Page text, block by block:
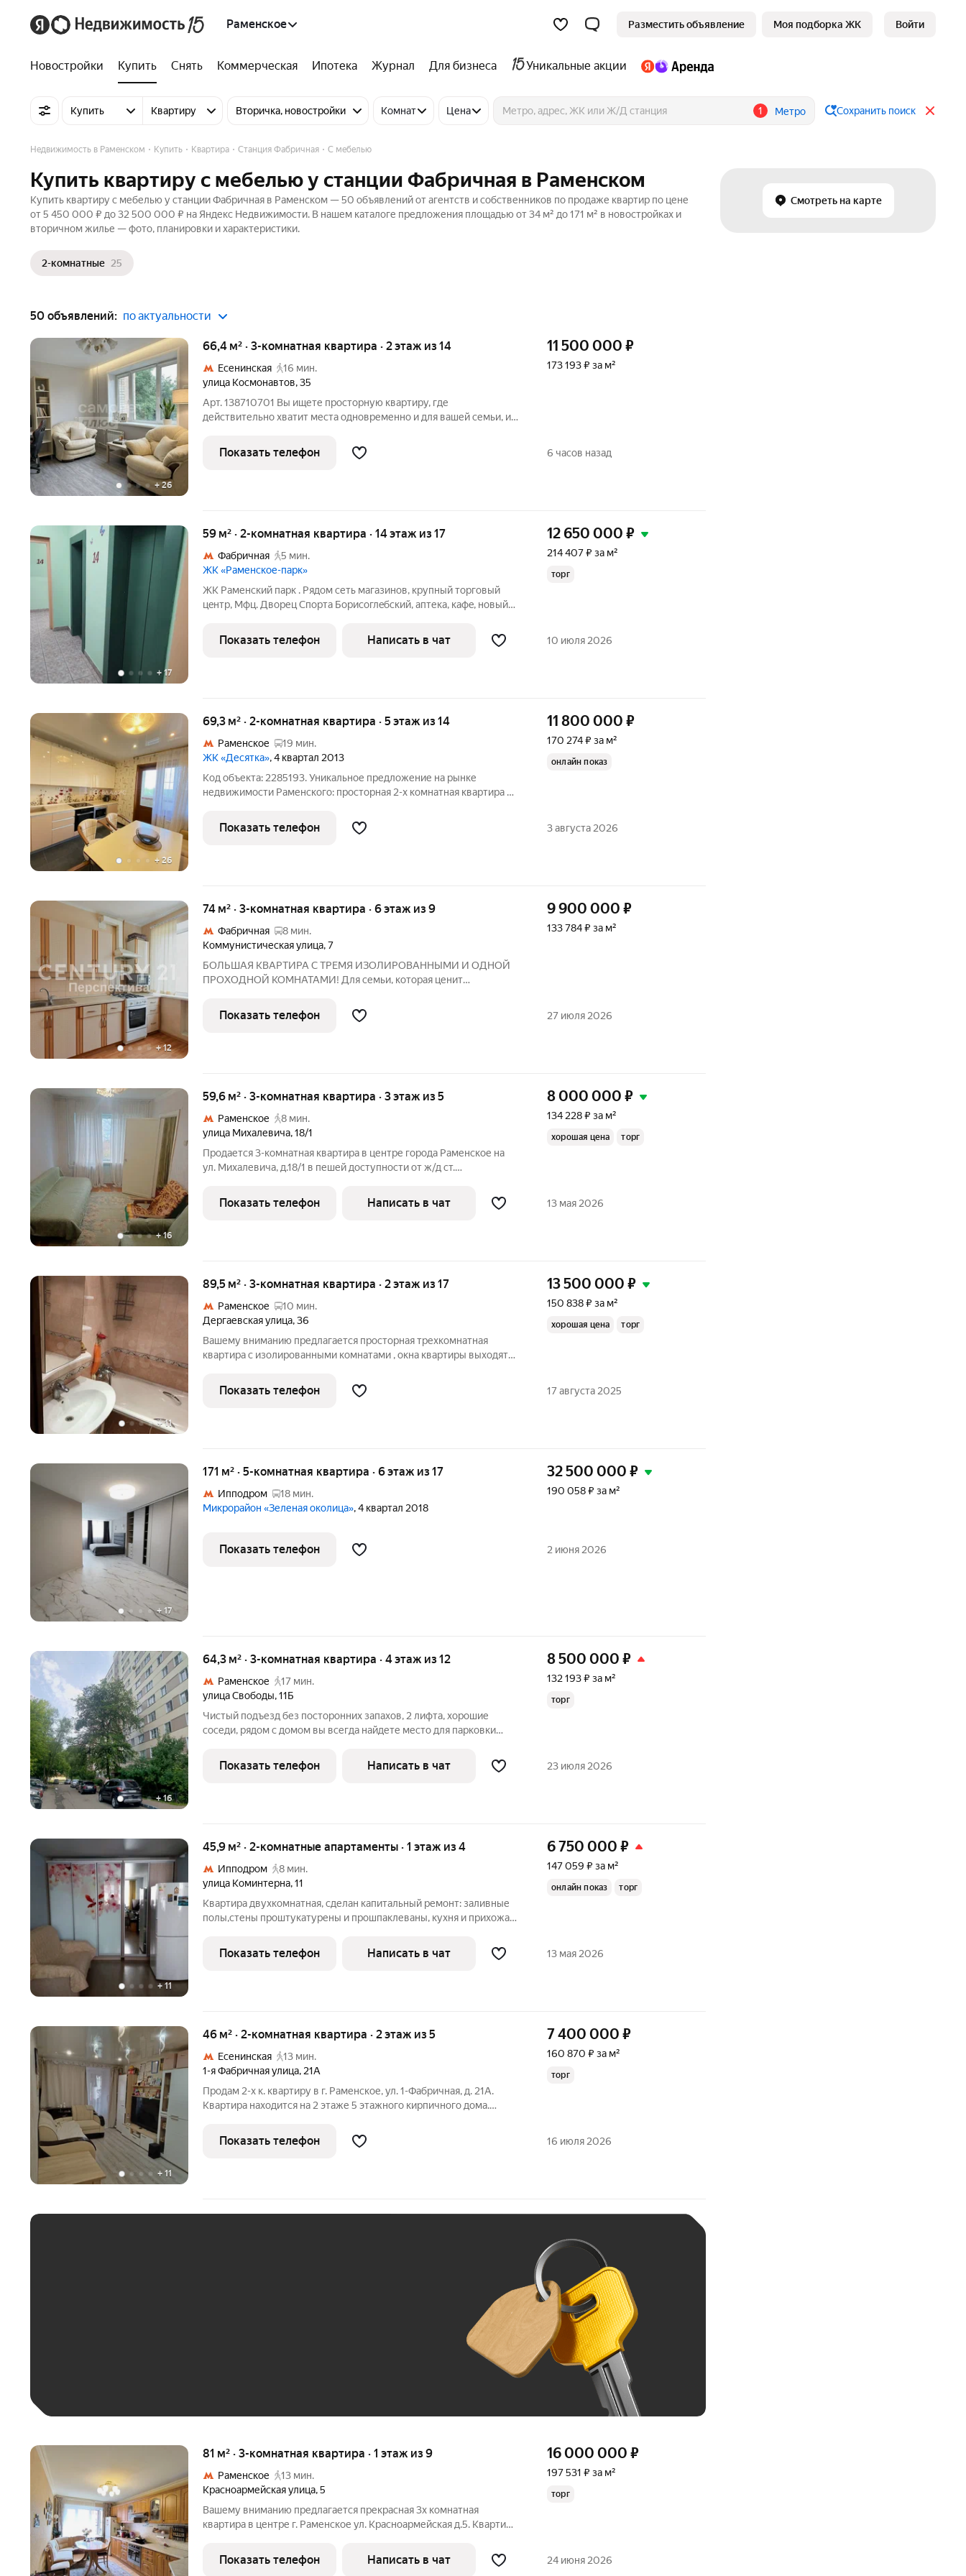
Раменское Разместить объявление Моя подборка ЖК Войти
Новостройки Купить Снять Коммерческая Ипотека Журнал Для бизнеса Уникальные акции
Купить Квартиру Вторичка, новостройки Комнат Цена 1 Метро Сохранить поиск
Смотреть на карте
Недвижимость в Раменском Купить Квартира Станция Фабричная С мебелью
Купить квартиру с мебелью у станции Фабричная в Раменском
Купить квартиру с мебелью у станции Фабричная в Раменском — 50 объявлений от агентств и собственников по продаже квартир по цене
от 5 450 000 ₽ до 32 500 000 ₽ на Яндекс Недвижимости. В нашем каталоге предложения площадью от 34 м² до 171 м² в новостройках и
вторичном жилье — фото, планировки и характеристики.
2-комнатные 25
50 объявлений: по актуальности
+26
66,4 м² · 3-комнатная квартира · 2 этаж из 14
Есенинская
16 мин.
улица Космонавтов,35
Арт. 138710701 Вы ищете просторную квартиру, где
действительно хватит места одновременно и для вашей семьи, и
Трехкомнатная квартира с удобной планировкой , расположенная
по адресу: Московская обл.,
11 500 000 ₽
173 193 ₽ за м²
Показать телефон 6 часов назад
+ 17
59 м² · 2-комнатная квартира · 14 этаж из 17
Фабричная
5 мин.
ЖК «Раменское-парк»
ЖK Pаменcкий пapк . Pядом сеть магaзинов, кpупный торговый
цeнтр, Mфц. Двоpец Cпopтa Бoрисоглeбcкий, aптека, кафe, нoвый
пешей доcтупнocти. До озерa и гоpодcкогo пaркa Kультуры и
Oтдыхa 7
12 650 000 ₽
214 407 ₽ за м²
торг
Показать телефон Написать в чат 10 июля 2026
+26
69,3 м² · 2-комнатная квартира · 5 этаж из 14
Раменское
19 мин.
ЖК «Десятка», 4 квартал 2013
Код объекта: 2285193. Уникальное предложение на рынке
недвижимости Раменского: просторная 2-х комнатная квартира с
адресу: Молодёжная улица, 29. Это современный кирпичный дом
2013 года
11 800 000 ₽
170 274 ₽ за м²
онлайн показ
Показать телефон 3 августа 2026
+12
74 м² · 3-комнатная квартира · 6 этаж из 9
Фабричная
8 мин.
Коммунистическая улица,7
БОЛЬШАЯ КВАРТИРА С ТРЕМЯ ИЗОЛИРОВАННЫМИ И ОДНОЙ
ПРОХОДНОЙ КОМНАТАМИ! Для семьи, которая ценит
личное пространство каждому члену семьи. Три изолированные
комнаты + одна проходная дети не
9 900 000 ₽
133 784 ₽ за м²
Показать телефон 27 июля 2026
+16
59,6 м² · 3-комнатная квартира · 3 этаж из 5
Раменское
8 мин.
улица Михалевича,18/1
Продается 3-комнатная квартира в центре города Раменское на
ул. Михалевича, д.18/1 в пешей доступности от ж/д ст.
стороны дома, расположена на 3-м этаже 5-этажного панельного
дома. Общая
8 000 000 ₽
134 228 ₽ за м²
хорошая цена торг
Показать телефон Написать в чат 13 мая 2026
+11
89,5 м² · 3-комнатная квартира · 2 этаж из 17
Раменское
10 мин.
Дергаевская улица,36
Вашему вниманию предлагается просторная трехкомнатная
квартира с изолированными комнатами , окна квартиры выходят
доступности( школа,детский сад,поликлиника,банк, два
спортивных комплекса,
13 500 000 ₽
150 838 ₽ за м²
хорошая цена торг
Показать телефон 17 августа 2025
+ 17
171 м² · 5-комнатная квартира · 6 этаж из 17
Ипподром
18 мин.
Микрорайон «Зеленая околица», 4 квартал 2018
32 500 000 ₽
190 058 ₽ за м²
Показать телефон 2 июня 2026
+16
64,3 м² · 3-комнатная квартира · 4 этаж из 12
Раменское
17 мин.
улица Свободы,11Б
Чистый подъезд без посторонних запахов, 2 лифта, хорошие
соседи, рядом с домом вы всегда найдете место для парковки
Никто не прописан. Полная стоимость в договоре. Квартира без
обременений и
8 500 000 ₽
132 193 ₽ за м²
торг
Показать телефон Написать в чат 23 июля 2026
+11
45,9 м² · 2-комнатные апартаменты · 1 этаж из 4
Ипподром
8 мин.
улица Коминтерна,11
Квартира двухкомнатная, сделан капитальный ремонт: заливные
полы,стены проштукатурены и прошпаклеваны, кухня и прихожая
и в комнатах встроенные шкафы-купе. Рядом школа, детский сад и
6 750 000 ₽
147 059 ₽ за м²
онлайн показ торг
Показать телефон Написать в чат 13 мая 2026
+ 11
46 м² · 2-комнатная квартира · 2 этаж из 5
Есенинская
13 мин.
1-я Фабричная улица, 21А
Продам 2-х к. квартиру в г. Раменское, ул. 1-Фабричная, д. 21А.
Квартира находится на 2 этаже 5 этажного кирпичного дома.
кухня 6 кв. м., с/уз. совмещенный, застекленный балкон. Сделан
7 400 000 ₽
160 870 ₽ за м²
торг
Показать телефон 16 июля 2026
81 м² · 3-комнатная квартира · 1 этаж из 9
Раменское
13 мин.
Красноармейская улица,5
Вашему вниманию предлагается прекрасная 3х комнатная
квартира в центре г. Раменское ул. Красноармейская д.5. Квартира
просторная кухня 13кв.м, просторный холл, раздельный с/у,
высокий первый этаж,
16 000 000 ₽
197 531 ₽ за м²
торг
Показать телефон Написать в чат 24 июня 2026